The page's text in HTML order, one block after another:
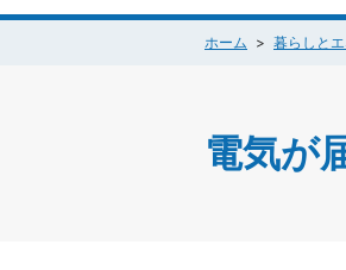
ホーム 暮らしと
電気が